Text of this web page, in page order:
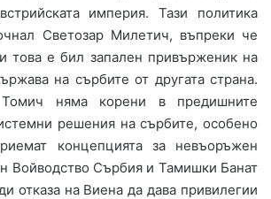
империя. Тази политика
Светозар Милетич, въпреки че
това е бил запален привърженик на
на сърбите от другата страна.
няма корени в предишните
решения на сърбите, особено
концепцията за невъоръжен
Войводство Сърбия и Тамишки Банат
отказа на Виена да дава привилегии